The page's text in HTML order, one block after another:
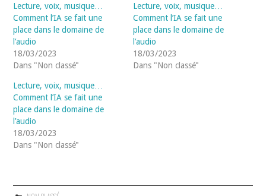
Lecture, voix, musique…
Comment l’IA se fait une
place dans le domaine de
l’audio
18/03/2023
Dans "Non classé"
Lecture, voix, musique…
Comment l’IA se fait une
place dans le domaine de
l’audio
18/03/2023
Dans "Non classé"
Lecture, voix, musique…
Comment l’IA se fait une
place dans le domaine de
l’audio
18/03/2023
Dans "Non classé"